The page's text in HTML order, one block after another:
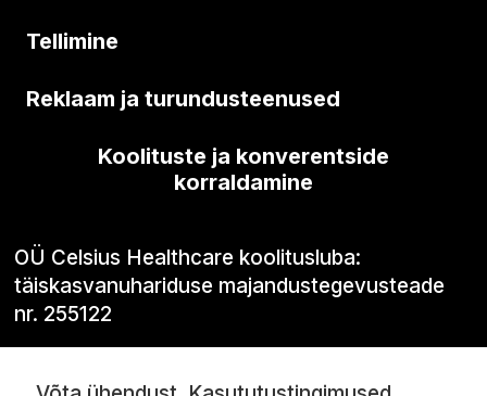
Tellimine
Reklaam ja turundusteenused
Koolituste ja konverentside
korraldamine
OÜ Celsius Healthcare koolitusluba:
täiskasvanuhariduse majandustegevusteade
nr. 255122